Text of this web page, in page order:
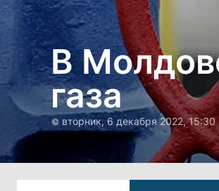
В
газа
вторник, 6 декабря 2022, 15:30